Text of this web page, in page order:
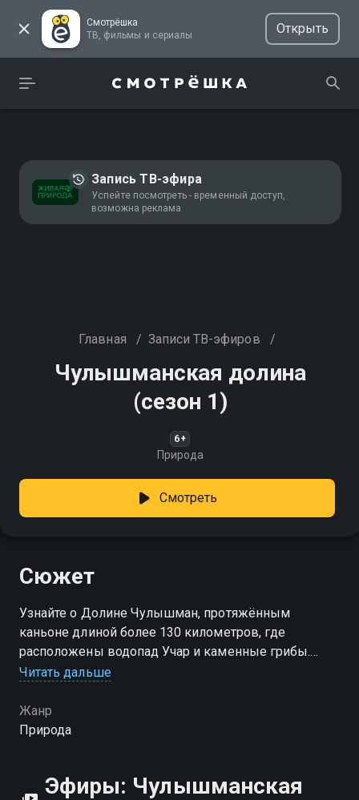
Смотрёшка
ТВ, фильмы и сериалы
Открыть
Запись ТВ-эфира
Успейте посмотреть - временный доступ,
возможна реклама
Главная / Записи ТВ-эфиров /
Чулышманская долина
(сезон 1)
6+
Природа
Смотреть
Сюжет
Узнайте о Долине Чулышман, протяжённым
каньоне длиной более 130 километров, где
расположены водопад Учар и каменные грибы.
Долина простирается от озера Джулукуль до
Посмотреть онлайн 1 сезон сериала Чулышманская
Читать дальше
Жанр
Природа
Эфиры: Чулышманская